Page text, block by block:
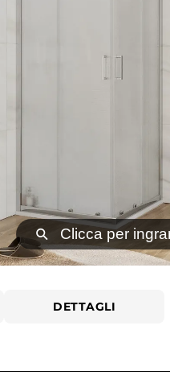
⚲ Clicca per
DETTAGLI